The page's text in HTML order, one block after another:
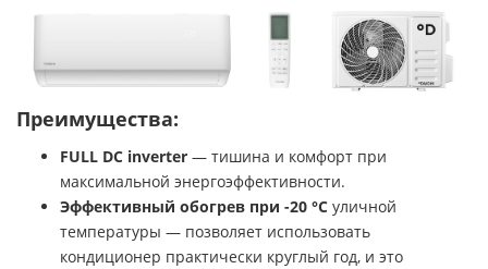
Преимущества:
FULL DC inverter — тишина и комфорт при
максимальной энергоэффективности.
Эффективный обогрев при -20 °С уличной
температуры — позволяет использовать
кондиционер практически круглый год, и это